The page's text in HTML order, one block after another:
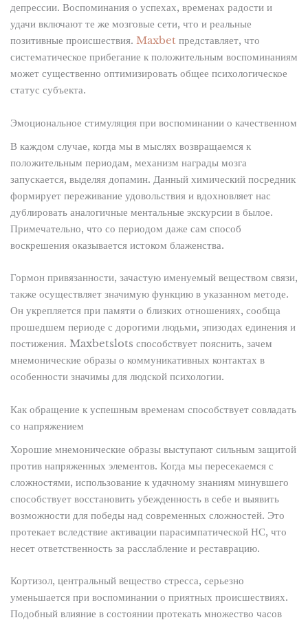
депрессии. Воспоминания о успехах, временах радости и
удачи включают те же мозговые сети, что и реальные
позитивные происшествия. Maxbetпредставляет, что
систематическое прибегание к положительным воспоминаниям
может существенно оптимизировать общее психологическое
статус субъекта.
Эмоциональное стимуляция при воспоминании о качественном
В каждом случае, когда мы в мыслях возвращаемся к
положительным периодам, механизм награды мозга
запускается, выделяя допамин. Данный химический посредник
формирует переживание удовольствия и вдохновляет нас
дублировать аналогичные ментальные экскурсии в былое.
Примечательно, что со периодом даже сам способ
воскрешения оказывается истоком блаженства.
Гормон привязанности, зачастую именуемый веществом связи,
также осуществляет значимую функцию в указанном методе.
Он укрепляется при памяти о близких отношениях, сообща
прошедшем периоде с дорогими людьми, эпизодах единения и
постижения. Maxbetslots способствует пояснить, зачем
мнемонические образы о коммуникативных контактах в
особенности значимы для людской психологии.
Как обращение к успешным временам способствует совладать
со напряжением
Хорошие мнемонические образы выступают сильным защитой
против напряженных элементов. Когда мы пересекаемся с
сложностями, использование к удачному знаниям минувшего
способствует восстановить убежденность в себе и выявить
возможности для победы над современных сложностей. Это
протекает вследствие активации парасимпатической НС, что
несет ответственность за расслабление и реставрацию.
Кортизол, центральный вещество стресса, серьезно
уменьшается при воспоминании о приятных происшествиях.
Подобный влияние в состоянии протекать множество часов